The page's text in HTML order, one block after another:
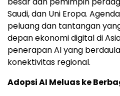
Saudi, dan Uni Eropa.
peluang dan tantangan
depan ekonomi digital di
penerapan AI yang
konektivitas regional.
Adopsi AI Meluas ke